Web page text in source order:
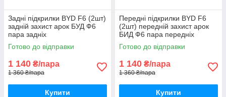
Задні підкрилки BYD F6 (2шт)
задній захист арок БУД Ф6
пара задніх
Готово до відправки
1 140 ₴/пара
1 360 ₴/пара
Купити
Передні підкрилки BYD F6
(2шт) передній захист арок
БИД Ф6 пара передніх
Готово до відправки
1 140 ₴/пара
1 360 ₴/пара
Купити